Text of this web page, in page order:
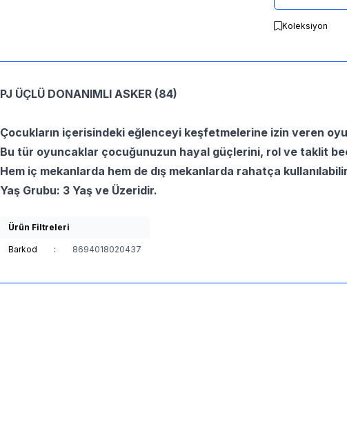
Koleksiyon
PJ ÜÇLÜ DONANIMLI ASKER (84)
Çocukların içerisindeki eğlenceyi keşfetmelerine izin veren
Bu tür oyuncaklar çocuğunuzun hayal güçlerini, rol ve taklit
Hem iç mekanlarda hem de dış mekanlarda rahatça
Yaş Grubu: 3 Yaş ve Üzeridir.
Ürün Filtreleri
Barkod : 8694018020437